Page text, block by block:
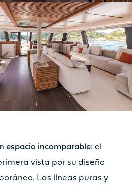
espacio incomparable: el
vista por su diseño
Las líneas puras y
Cocina
No
los precios
sobre el